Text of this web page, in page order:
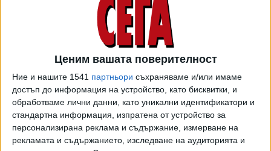
Ценим вашата поверителност
Ние и нашите 1541 партньори съхраняваме и/или имаме
достъп до информация на устройство, като бисквитки, и
обработваме лични данни, като уникални идентификатори и
стандартна информация, изпратена от устройство за
персонализирана реклама и съдържание, измерване на
рекламата и съдържанието, изследване на аудиторията и
Жандармерията пази от мародери удавените
села в Карловско
09 Септ. 2022
Възстановяването на наводнените карловски
села ще отнеме поне 1 г.
05 Септ. 2022 Обновена
По чудо няма жертви по поречието на